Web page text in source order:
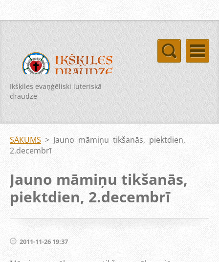
Ikšķiles evaņģēliski luteriskā
draudze
SĀKUMS > Jauno māmiņu tikšanās, piektdien,
2.decembrī
Jauno māmiņu tikšanās,
piektdien, 2.decembrī
2011-11-26 19:37